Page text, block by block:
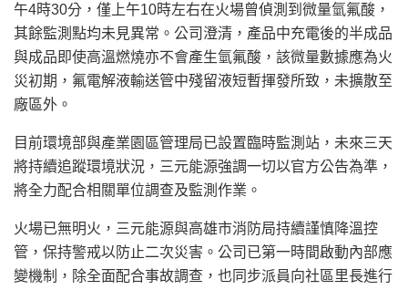
午4時30分，僅上午10時左右在火場曾偵測到微量氫氟酸，
其餘監測點均未見異常。公司澄清，產品中充電後的半成品
與成品即使高溫燃燒亦不會產生氫氟酸，該微量數據應為火
災初期，氟電解液輸送管中殘留液短暫揮發所致，未擴散至
廠區外。
目前環境部與產業園區管理局已設置臨時監測站，未來三天
將持續追蹤環境狀況，三元能源強調一切以官方公告為準，
將全力配合相關單位調查及監測作業。
火場已無明火，三元能源與高雄市消防局持續謹慎降溫控
管，保持警戒以防止二次災害。公司已第一時間啟動內部應
變機制，除全面配合事故調查，也同步派員向社區里長進行